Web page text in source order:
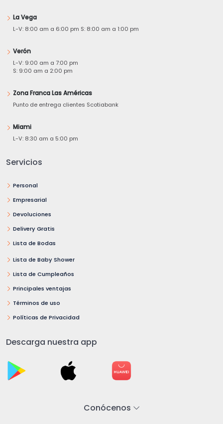
La Vega
L-V: 8:00 am a 6:00 pm S: 8:00 am a 1:00 pm
Verón
L-V: 9:00 am a 7:00 pm
S: 9:00 am a 2:00 pm
Zona Franca Las Américas
Punto de entrega clientes Scotiabank
Miami
L-V: 8:30 am a 5:00 pm
Servicios
Personal
Empresarial
Devoluciones
Delivery Gratis
Lista de Bodas
Lista de Baby Shower
Lista de Cumpleaños
Principales ventajas
Términos de uso
Políticas de Privacidad
Descarga nuestra app
Conócenos